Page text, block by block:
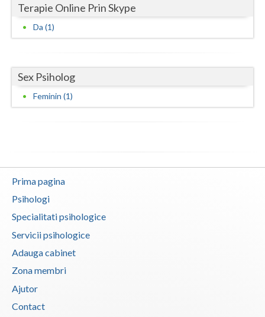
Valcea
Vaslui
Terapie Online Prin Skype
Da (1)
Sex Psiholog
Feminin (1)
Prima pagina
Psihologi
Specialitati psihologice
Servicii psihologice
Adauga cabinet
Zona membri
Ajutor
Contact